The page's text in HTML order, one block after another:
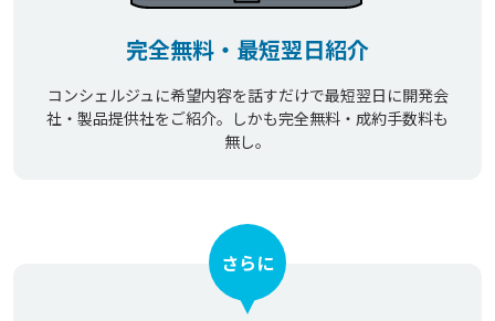
完全無料・最短翌日紹介
コンシェルジュに希望内容を話すだけで最短翌日に開発会
社・製品提供社をご紹介。しかも完全無料・成約手数料も
無し。
さらに